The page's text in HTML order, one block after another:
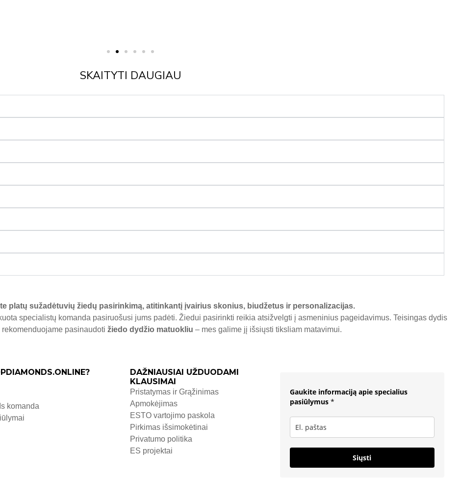
SKAITYTI DAUGIAU
platų sužadėtuvių žiedų pasirinkimą, atitinkantį įvairius skonius, biudžetus ir personalizacijas.
specialistų komanda pasiruošusi jums padėti. Žiedui pasirinkti reikia atsižvelgti į asmeninius pageidavimus. Teisingas dydis
pasinaudoti žiedo dydžio matuokliu – mes galime jį išsiųsti tiksliam matavimui.
komanda
DAŽNIAUSIAI UŽDUODAMI
KLAUSIMAI
Pristatymas ir Grąžinimas
Apmokėjimas
ESTO vartojimo paskola
Pirkimas išsimokėtinai
Privatumo politika
ES projektai
Gaukite informaciją apie specialius
pasiūlymus *
Siųsti